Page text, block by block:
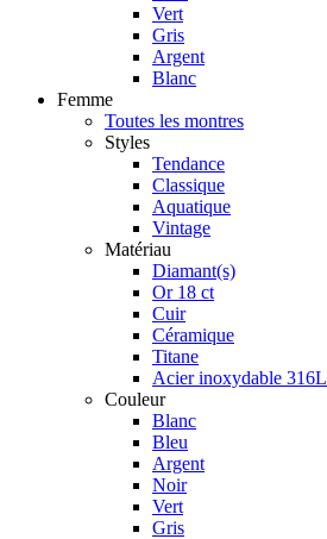
Vert
Gris
Argent
Blanc
Femme
Toutes les montres
Styles
Tendance
Classique
Aquatique
Vintage
Matériau
Diamant(s)
Or 18 ct
Cuir
Céramique
Titane
Acier inoxydable 316L
Couleur
Blanc
Bleu
Argent
Noir
Vert
Gris